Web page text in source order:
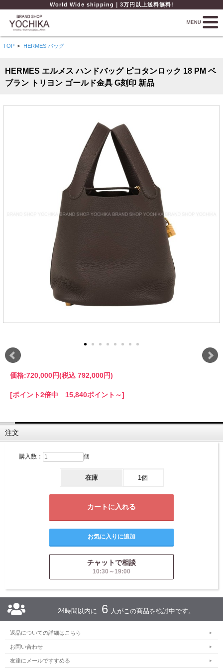
World Wide shipping｜3万円以上送料無料!
TOP > HERMES バッグ
HERMES エルメス ハンドバッグ ピコタンロック 18 PM ベ
ブラン トリヨン ゴールド金具 G刻印 新品
価格:720,000円(税込 792,000円)
[ポイント2倍中 15,840ポイント～]
注文
購入数： 個
在庫 1個
チャットで相談
10:30～19:00
24時間以内に 6 人がこの商品を検討中です。
返品についての詳細はこちら
お問い合わせ
友達にメールですすめる